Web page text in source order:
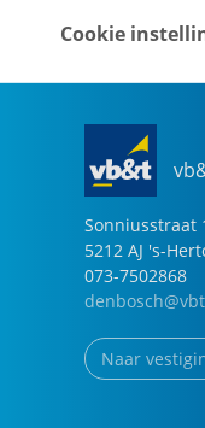
Sonniusstraat
5212 AJ 's-
073-7502868
Naar
Cookie